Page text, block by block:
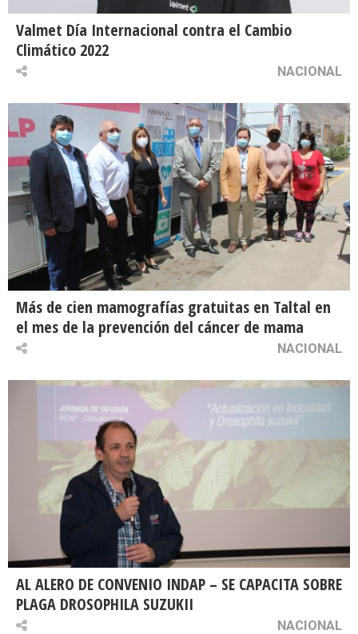
Valmet Día Internacional contra el Cambio
Climático 2022
NACIONAL
Más de cien mamografías gratuitas en Taltal en
el mes de la prevención del cáncer de mama
NACIONAL
AL ALERO DE CONVENIO INDAP – SE CAPACITA SOBRE
PLAGA DROSOPHILA SUZUKII
NACIONAL